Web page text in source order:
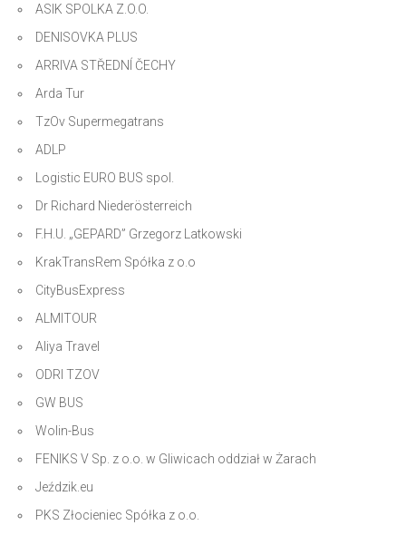
ASIK SPOLKA Z.O.O.
DENISOVKA PLUS
ARRIVA STŘEDNÍ ČECHY
Arda Tur
TzOv Supermegatrans
ADLP
Logistic EURO BUS spol.
Dr Richard Niederösterreich
F.H.U. „GEPARD” Grzegorz Latkowski
KrakTransRem Spółka z o.o
CityBusExpress
ALMITOUR
Aliya Travel
ODRI TZOV
GW BUS
Wolin-Bus
FENIKS V Sp. z o.o. w Gliwicach oddział w Żarach
Jeździk.eu
PKS Złocieniec Spółka z o.o.